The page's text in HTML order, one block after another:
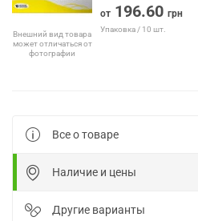
Внешний вид товара
может отличаться от
фотографии
от 196.60 грн
Упаковка / 10 шт.
Все о товаре
Наличие и цены
Другие варианты